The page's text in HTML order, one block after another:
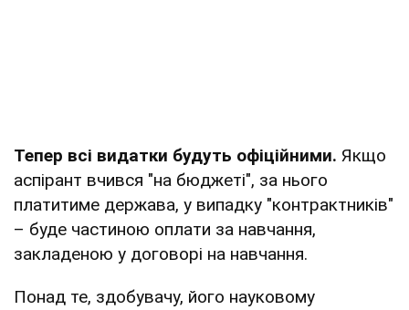
Тепер всі видатки будуть офіційними. Якщо
аспірант вчився "на бюджеті", за нього
платитиме держава, у випадку "контрактників"
– буде частиною оплати за навчання,
закладеною у договорі на навчання.
Понад те, здобувачу, його науковому